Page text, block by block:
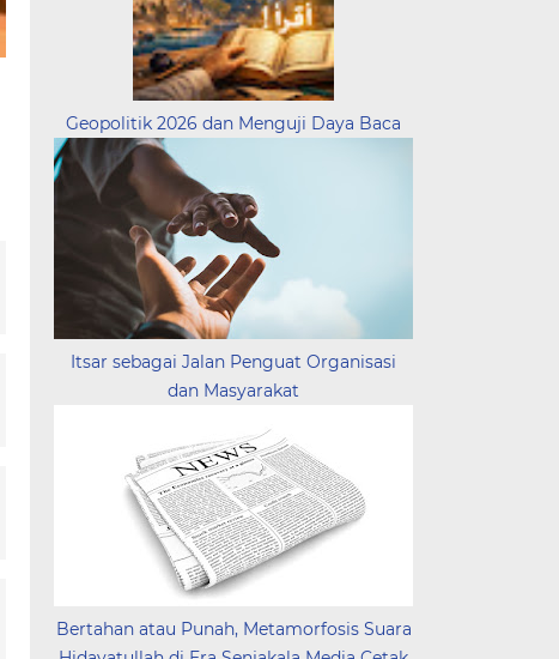
Geopolitik 2026 dan Menguji Daya Baca
Itsar sebagai Jalan Penguat Organisasi
dan Masyarakat
Bertahan atau Punah, Metamorfosis Suara